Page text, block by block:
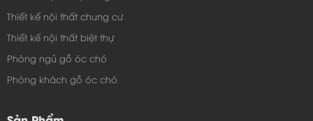
Thiết kế nội thất chung cư
Thiết kế nội thất biệt thự
Phòng ngủ gỗ óc chó
Phòng khách gỗ óc chó